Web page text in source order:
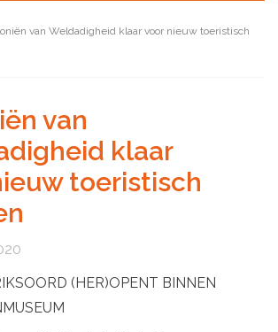
van Weldadigheid klaar voor nieuw toeristisch
van
klaar
toeristisch
(HER)OPENT BINNEN